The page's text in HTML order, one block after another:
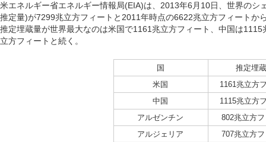
米エネルギー省エネルギー情報局(EIA)は、2013年6月10日、世界のシ
推定量)が7299兆立方フィートと2011年時点の6622兆立方フィートか
推定埋蔵量が世界最大なのは米国で1161兆立方フィート、中国は
立方フィートと続く。
国
推定埋
米国
1161兆立方
中国
1115兆立方
アルゼンチン
802兆立方
アルジェリア
707兆立方